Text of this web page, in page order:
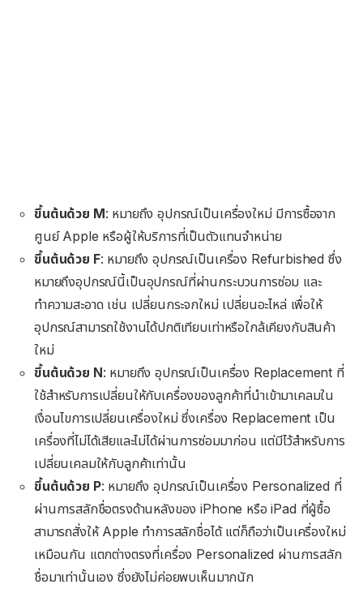
ขึ้นต้นด้วย M: หมายถึง อุปกรณ์เป็นเครื่องใหม่ มีการซื้อจาก
ศูนย์ Apple หรือผู้ให้บริการที่เป็นตัวแทนจำหน่าย
ขึ้นต้นด้วย F: หมายถึง อุปกรณ์เป็นเครื่อง Refurbished ซึ่ง
หมายถึงอุปกรณ์นี้เป็นอุปกรณ์ที่ผ่านกระบวนการซ่อม และ
ทำความสะอาด เช่น เปลี่ยนกระจกใหม่ เปลี่ยนอะไหล่ เพื่อให้
อุปกรณ์สามารถใช้งานได้ปกติเทียบเท่าหรือใกล้เคียงกับสินค้า
ใหม่
ขึ้นต้นด้วย N: หมายถึง อุปกรณ์เป็นเครื่อง Replacement ที่
ใช้สำหรับการเปลี่ยนให้กับเครื่องของลูกค้าที่นำเข้ามาเคลมใน
เงื่อนไขการเปลี่ยนเครื่องใหม่ ซึ่งเครื่อง Replacement เป็น
เครื่องที่ไม่ได้เสียและไม่ได้ผ่านการซ่อมมาก่อน แต่มีไว้สำหรับการ
เปลี่ยนเคลมให้กับลูกค้าเท่านั้น
ขึ้นต้นด้วย P: หมายถึง อุปกรณ์เป็นเครื่อง Personalized ที่
ผ่านการสลักชื่อตรงด้านหลังของ iPhone หรือ iPad ที่ผู้ซื้อ
สามารถสั่งให้ Apple ทำการสลักชื่อได้ แต่ก็ถือว่าเป็นเครื่องใหม่
เหมือนกัน แตกต่างตรงที่เครื่อง Personalized ผ่านการสลัก
ชื่อมาเท่านั้นเอง ซึ่งยังไม่ค่อยพบเห็นมากนัก